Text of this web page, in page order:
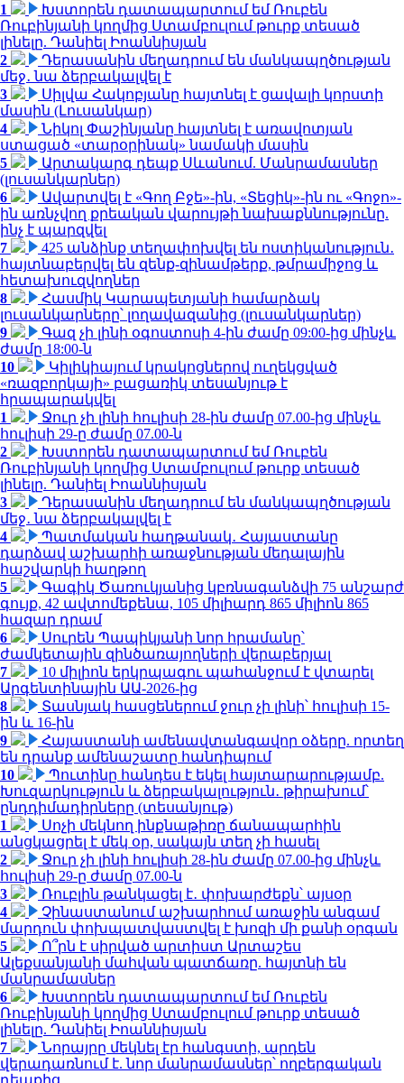
1
Խստորեն դատապարտում եմ Ռուբեն
Ռուբինյանի կողմից Ստամբուլում թուրք տեսած
լինելը. Դանիել Իոաննիսյան
2
Դերասանին մեղադրում են մանկապղծության
մեջ․ նա ձերբակալվել է
3
Սիլվա Հակոբյանը հայտնել է ցավալի կորստի
մասին (Լուսանկար)
4
Նիկոլ Փաշինյանը հայտնել է առավոտյան
ստացած «տարօրինակ» նամակի մասին
5
Արտակարգ դեպք Սևանում. Մանրամասներ
(լուսանկարներ)
6
Ավարտվել է «Գող Բջե»-ին, «Տեցիկ»-ին ու «Գոջո»-
ին առնչվող քրեական վարույթի նախաքննությունը.
ինչ է պարզվել
7
425 անձինք տեղափոխվել են ոստիկանություն․
հայտնաբերվել են զենք-զինամթերք, թմրամիջոց և
հետախուզվողներ
8
Հասմիկ Կարապետյանի համարձակ
լուսանկարները՝ լողավազանից (լուսանկարներ)
9
Գազ չի լինի օգոստոսի 4-ին ժամը 09:00-ից մինչև
ժամը 18:00-ն
10
Կիլիկիայում կրակոցներով ուղեկցված
«ռազբորկայի» բացառիկ տեսանյութ է
հրապարակվել
1
Ջուր չի լինի հուլիսի 28-ին ժամը 07.00-ից մինչև
հուլիսի 29-ը ժամը 07.00-ն
2
Խստորեն դատապարտում եմ Ռուբեն
Ռուբինյանի կողմից Ստամբուլում թուրք տեսած
լինելը. Դանիել Իոաննիսյան
3
Դերասանին մեղադրում են մանկապղծության
մեջ․ նա ձերբակալվել է
4
Պատմական հաղթանակ․ Հայաստանը
դարձավ աշխարհի առաջնության մեդալային
հաշվարկի հաղթող
5
Գագիկ Ծառուկյանից կբռնագանձվի 75 անշարժ
գույք, 42 ավտոմեքենա, 105 միլիարդ 865 միլիոն 865
հազար դրամ
6
Սուրեն Պապիկյանի նոր հրամանը՝
ժամկետային զինծառայողների վերաբերյալ
7
10 միլիոն երկրպագու պահանջում է վտարել
Արգենտինային ԱԱ-2026-ից
8
Տասնյակ հասցեներում ջուր չի լինի՝ հուլիսի 15-
ին և 16-ին
9
Հայաստանի ամենավտանգավոր օձերը. որտեղ
են դրանք ամենաշատը հանդիպում
10
Պուտինը հանդես է եկել հայտարարությամբ.
Խուզարկություն և ձերբակալություն․ թիրախում՝
ընդդիմադիրները (տեսանյութ)
1
Սոչի մեկնող ինքնաթիռը ճանապարհին
անցկացրել է մեկ օր, սակայն տեղ չի հասել
2
Ջուր չի լինի հուլիսի 28-ին ժամը 07.00-ից մինչև
հուլիսի 29-ը ժամը 07.00-ն
3
Ռուբլին թանկացել է․ փոխարժեքն՝ այսօր
4
Չինաստանում աշխարհում առաջին անգամ
մարդուն փոխպատվաստվել է խոզի մի քանի օրգան
5
Ո՞րն է սիրված արտիստ Արտաշես
Ալեքսանյանի մահվան պատճառը. հայտնի են
մանրամասներ
6
Խստորեն դատապարտում եմ Ռուբեն
Ռուբինյանի կողմից Ստամբուլում թուրք տեսած
լինելը. Դանիել Իոաննիսյան
7
Նորայրը մեկնել էր հանգստի, արդեն
վերադառնում է. նոր մանրամասներ՝ ողբերգական
դեպքից